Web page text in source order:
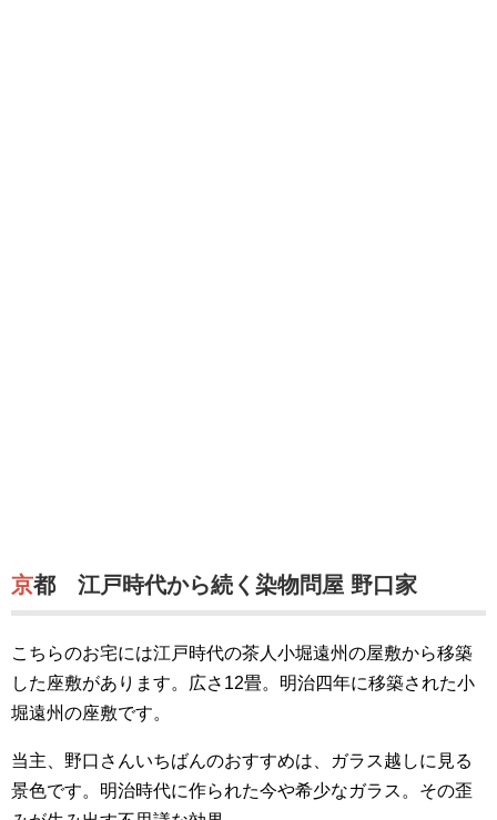
京都 江戸時代から続く染物問屋 野口家
こちらのお宅には江戸時代の茶人小堀遠州の屋敷から移築
した座敷があります。広さ12畳。明治四年に移築された小
堀遠州の座敷です。
当主、野口さんいちばんのおすすめは、ガラス越しに見る
景色です。明治時代に作られた今や希少なガラス。その歪